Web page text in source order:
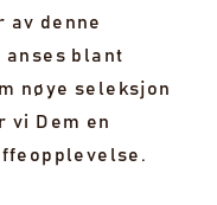
denne
anses blant
nøye seleksjon
vi Dem en